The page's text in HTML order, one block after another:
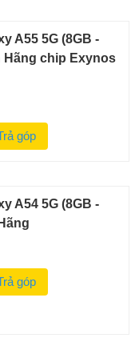
A55 5G (8GB -
Hãng chip Exynos
góp
A54 5G (8GB -
góp